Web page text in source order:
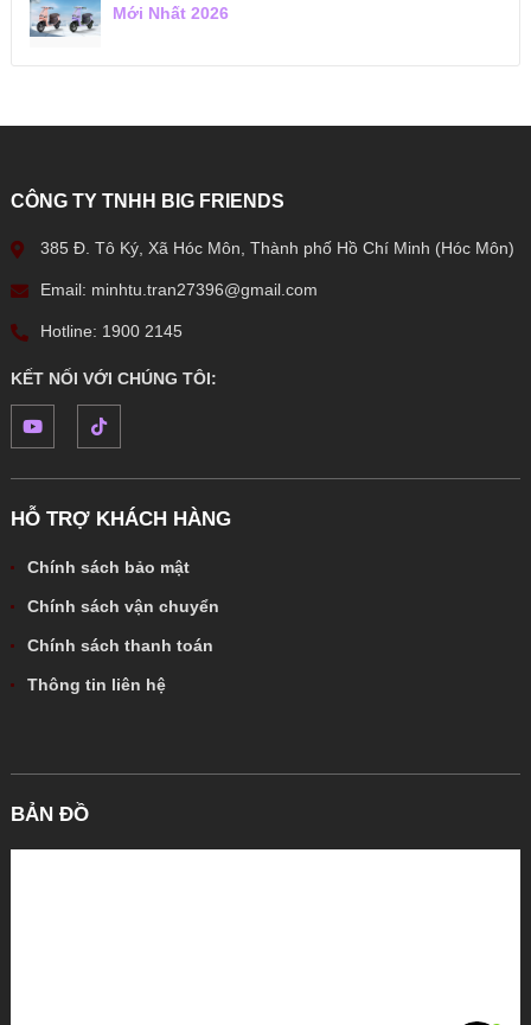
Mới Nhất 2026
CÔNG TY TNHH BIG FRIENDS
385 Đ. Tô Ký, Xã Hóc Môn, Thành phố Hồ Chí Minh (Hóc Môn)
Email: minhtu.tran27396@gmail.com
Hotline: 1900 2145
KẾT NỐI VỚI CHÚNG TÔI:
HỖ TRỢ KHÁCH HÀNG
Chính sách bảo mật
Chính sách vận chuyển
Chính sách thanh toán
Thông tin liên hệ
BẢN ĐỒ